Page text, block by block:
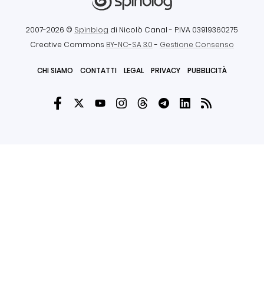
2007-2026 © Spinblog di Nicolò Canal - P.IVA 03919360275
Creative Commons BY-NC-SA 3.0- Gestione Consenso
CHI SIAMO CONTATTI LEGAL PRIVACY PUBBLICITÀ